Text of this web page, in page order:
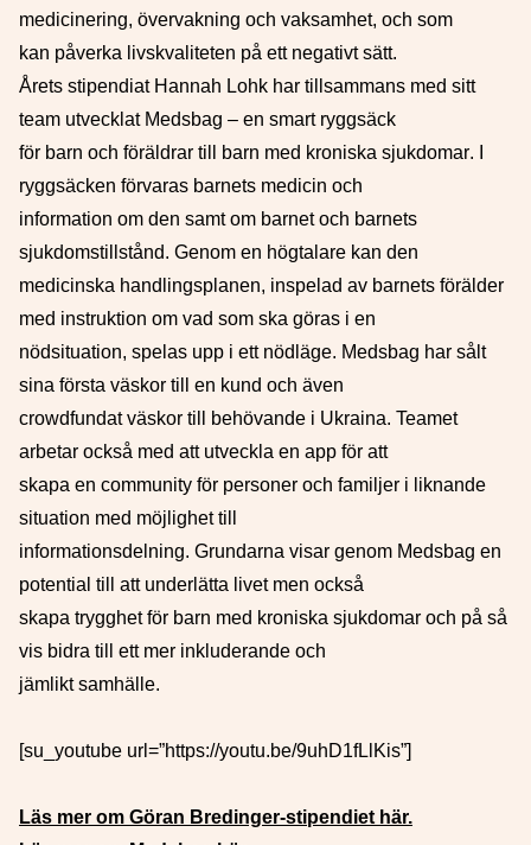
medicinering, övervakning och vaksamhet, och som
kan påverka livskvaliteten på ett negativt sätt.
Årets stipendiat Hannah Lohk har tillsammans med sitt
team utvecklat Medsbag – en smart ryggsäck
för barn och föräldrar till barn med kroniska sjukdomar.
ryggsäcken förvaras barnets medicin och
information om den samt om barnet och barnets
sjukdomstillstånd. Genom en högtalare kan den
medicinska handlingsplanen, inspelad av barnets förälder
med instruktion om vad som ska göras i en
nödsituation, spelas upp i ett nödläge. Medsbag har sålt
sina första väskor till en kund och även
crowdfundat väskor till behövande i Ukraina. Teamet
arbetar också med att utveckla en app för att
skapa en community för personer och familjer i liknande
situation med möjlighet till
informationsdelning. Grundarna visar genom Medsbag en
potential till att underlätta livet men också
skapa trygghet för barn med kroniska sjukdomar och på så
vis bidra till ett mer inkluderande och
jämlikt samhälle.
[su_youtube url=”https://youtu.be/9uhD1fLlKis”]
Läs mer om Göran Bredinger-stipendiet här.